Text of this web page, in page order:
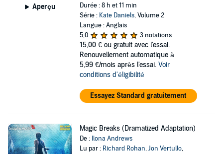
Aperçu
Durée : 8 h et 11 min
Série : Kate Daniels, Volume 2
Langue : Anglais
5,0
3 notations
15,00 € ou gratuit avec l'essai.
Renouvellement automatique à
5,99 €/mois après l'essai. Voir
conditions d'éligibilité
Essayez Standard gratuitement
Magic Breaks (Dramatized Adaptation)
De : Ilona Andrews
Lu par : Richard Rohan,Jon Vertullo,